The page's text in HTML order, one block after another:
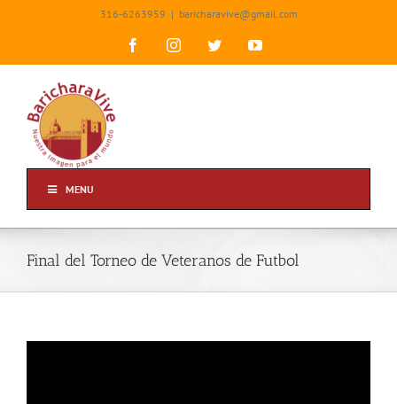
316-6263959 | baricharavive@gmail.com
FacebookInstagramTwitterYouTube
MENU
Final del Torneo de Veteranos de Futbol